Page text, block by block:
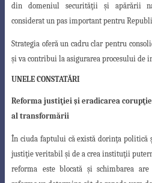
din domeniul securităţii şi apărării
considerat un pas importantpentru
Strategia oferă un cadru clar pentru
şi va contribui la asigurarea procesului de
UNELE CONSTATĂRI
Reforma justiţiei şi eradicarea
al transformării
În ciuda faptului că există dorinţa politică
justiţie veritabil şi de a crea instituţii
reforma
este blocată şi schimbarea